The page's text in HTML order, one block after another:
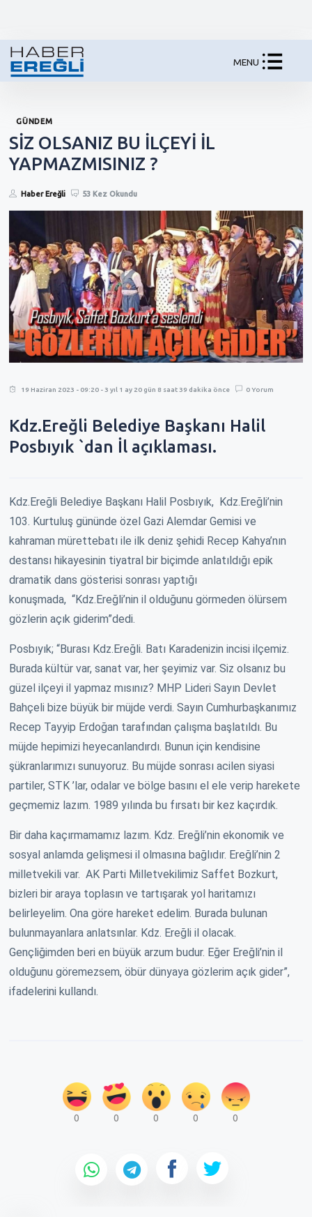
MENU
GÜNDEM
SİZ OLSANIZ BU İLÇEYİ İL
YAPMAZMISINIZ ?
Haber Ereğli 53 Kez Okundu
19 Haziran 2023 - 09:20 - 3 yıl 1 ay 20 gün 8 saat 39 dakika önce 0 Yorum
Kdz.Ereğli Belediye Başkanı Halil
Posbıyık `dan İl açıklaması.
Kdz.Ereğli Belediye Başkanı Halil Posbıyık, Kdz.Ereğli’nin
103. Kurtuluş gününde özel Gazi Alemdar Gemisi ve
kahraman mürettebatı ile ilk deniz şehidi Recep Kahya’nın
destansı hikayesinin tiyatral bir biçimde anlatıldığı epik
dramatik dans gösterisi sonrası yaptığı
konuşmada, “Kdz.Ereğli’nin il olduğunu görmeden ölürsem
gözlerin açık giderim”dedi.
Posbıyık; “Burası Kdz.Ereğli. Batı Karadenizin incisi ilçemiz.
Burada kültür var, sanat var, her şeyimiz var. Siz olsanız bu
güzel ilçeyi il yapmaz mısınız? MHP Lideri Sayın Devlet
Bahçeli bize büyük bir müjde verdi. Sayın Cumhurbaşkanımız
Recep Tayyip Erdoğan tarafından çalışma başlatıldı. Bu
müjde hepimizi heyecanlandırdı. Bunun için kendisine
şükranlarımızı sunuyoruz. Bu müjde sonrası acilen siyasi
partiler, STK ’lar, odalar ve bölge basını el ele verip harekete
geçmemiz lazım. 1989 yılında bu fırsatı bir kez kaçırdık.
Bir daha kaçırmamamız lazım. Kdz. Ereğli’nin ekonomik ve
sosyal anlamda gelişmesi il olmasına bağlıdır. Ereğli’nin 2
milletvekili var. AK Parti Milletvekilimiz Saffet Bozkurt,
bizleri bir araya toplasın ve tartışarak yol haritamızı
belirleyelim. Ona göre hareket edelim. Burada bulunan
bulunmayanlara anlatsınlar. Kdz. Ereğli il olacak.
Gençliğimden beri en büyük arzum budur. Eğer Ereğli’nin il
olduğunu göremezsem, öbür dünyaya gözlerim açık gider”,
ifadelerini kullandı.
0 0 0 0 0